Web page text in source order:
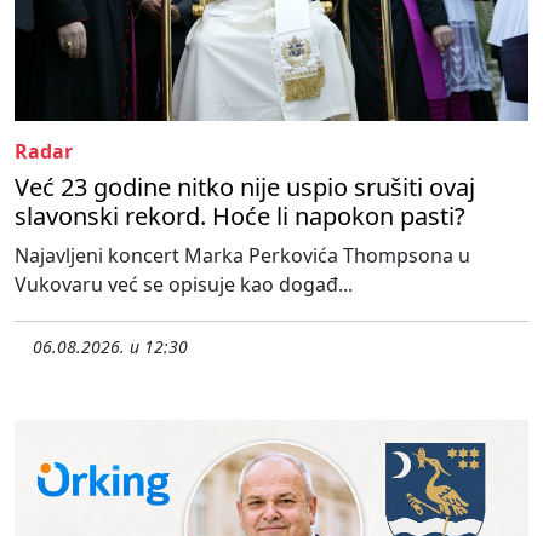
Radar
Već 23 godine nitko nije uspio srušiti ovaj
slavonski rekord. Hoće li napokon pasti?
Najavljeni koncert Marka Perkovića Thompsona u
Vukovaru već se opisuje kao događ...
06.08.2026. u 12:30